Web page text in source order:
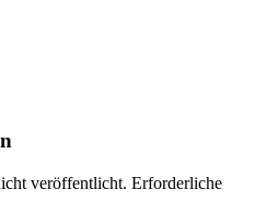
veröffentlicht. Erforderliche